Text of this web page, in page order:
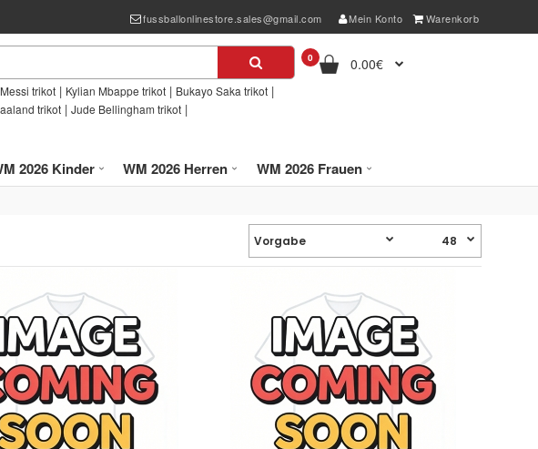
fussballonlinestore.sales@gmail.com Mein Konto Warenkorb
trikot | Kylian Mbappe trikot | Bukayo Saka trikot |
trikot | Jude Bellingham trikot |
0 0.00€
2026 Kinder WM 2026 Herren WM 2026 Frauen